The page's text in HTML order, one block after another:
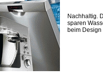
Nachhaltig.
sparen
beim Design